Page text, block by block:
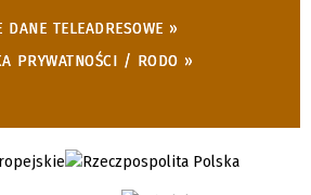
DANE TELEADRESOWE »
PRYWATNOŚCI / RODO »